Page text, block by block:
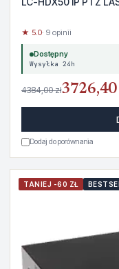
★ 5.0· 9 opinii
Dostępny
Wysyłka 24h
4384,00 zł3726,40
Dodaj do porównania
TANIEJ -60 ZŁ